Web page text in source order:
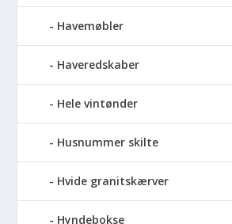
Havemøbler
Haveredskaber
Hele vintønder
Husnummer skilte
Hvide granitskærver
Hyndebokse